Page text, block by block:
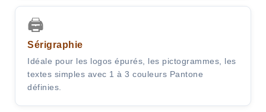
🖨️
Sérigraphie
Idéale pour les logos épurés, les pictogrammes, les
textes simples avec 1 à 3 couleurs Pantone
définies.